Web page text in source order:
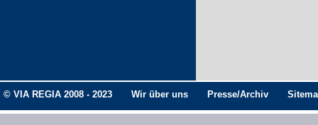
© VIA REGIA 2008 - 2023 Wir über uns Presse/Archiv